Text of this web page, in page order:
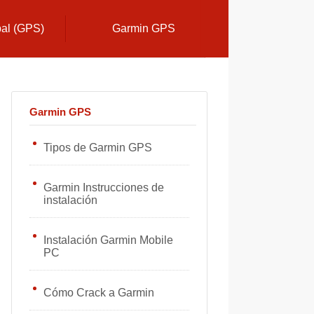
(GPS) Garmin GPS
Garmin GPS
Tipos de Garmin GPS
Garmin Instrucciones de
instalación
Instalación Garmin Mobile
PC
Cómo Crack a Garmin